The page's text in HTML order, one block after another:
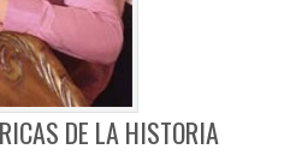
DE LA HISTORIA